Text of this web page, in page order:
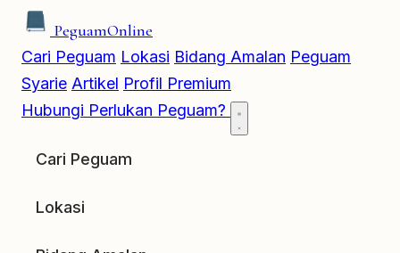
PeguamOnline
Cari Peguam Lokasi Bidang Amalan Peguam
Syarie Artikel Profil Premium
Hubungi Perlukan Peguam?
Cari Peguam
Lokasi